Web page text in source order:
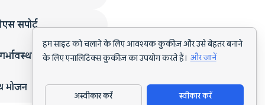
हम साइट को चलाने के लिए आवश्यक कुकीज़ और उसे बेहतर बनाने
के लिए एनालिटिक्स कुकीज़ का उपयोग करते हैं। और जानें
अस्वीकार करें स्वीकार करें
सपोर्ट
भोजन